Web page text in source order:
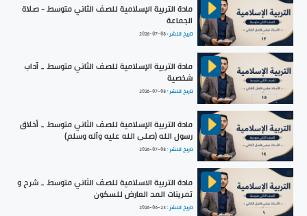
مادة التربية الإسلامية للصف الثاني متوسط - صلاة
الجماعة
تاريخ النشر :2026-07-08
مادة التربية الإسلامية للصف الثاني متوسط _ آداب
شخصية
تاريخ النشر :2026-07-08
مادة التربية الإسلامية للصف الثاني متوسط _ أخلاق
رسول الله (صلى الله عليه وآله وسلم)
تاريخ النشر :2026-07-08
مادة التربية الاسلامية للصف الثاني متوسط _ شرح و
تمرينات المد العارض للسكون
تاريخ النشر :2026-06-23